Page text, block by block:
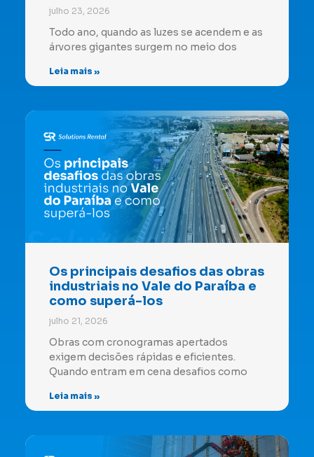
julho 23, 2026
Todo ano, quando as luzes se acendem e as
árvores gigantes surgem no meio dos
Leia mais »
Os principais desafios das obras
industriais no Vale do Paraíba e
como superá-los
julho 21, 2026
Obras com cronogramas apertados
exigem decisões rápidas e eficientes.
Quando entram em cena desafios como
Leia mais »